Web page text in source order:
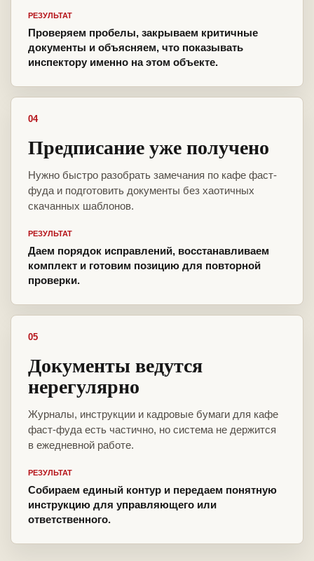
РЕЗУЛЬТАТ
Проверяем пробелы, закрываем критичные
документы и объясняем, что показывать
инспектору именно на этом объекте.
04
Предписание уже получено
Нужно быстро разобрать замечания по кафе фаст-
фуда и подготовить документы без хаотичных
скачанных шаблонов.
РЕЗУЛЬТАТ
Даем порядок исправлений, восстанавливаем
комплект и готовим позицию для повторной
проверки.
05
Документы ведутся
нерегулярно
Журналы, инструкции и кадровые бумаги для кафе
фаст-фуда есть частично, но система не держится
в ежедневной работе.
РЕЗУЛЬТАТ
Собираем единый контур и передаем понятную
инструкцию для управляющего или
ответственного.